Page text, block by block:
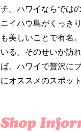
チ。ハワイならでは
ニイハウ島がくっき
も美しいことで有名
いる。そのせいか訪
ば。ハワイで贅沢に
にオススメのスポット